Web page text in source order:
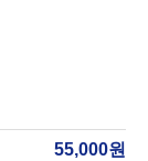
55,000원